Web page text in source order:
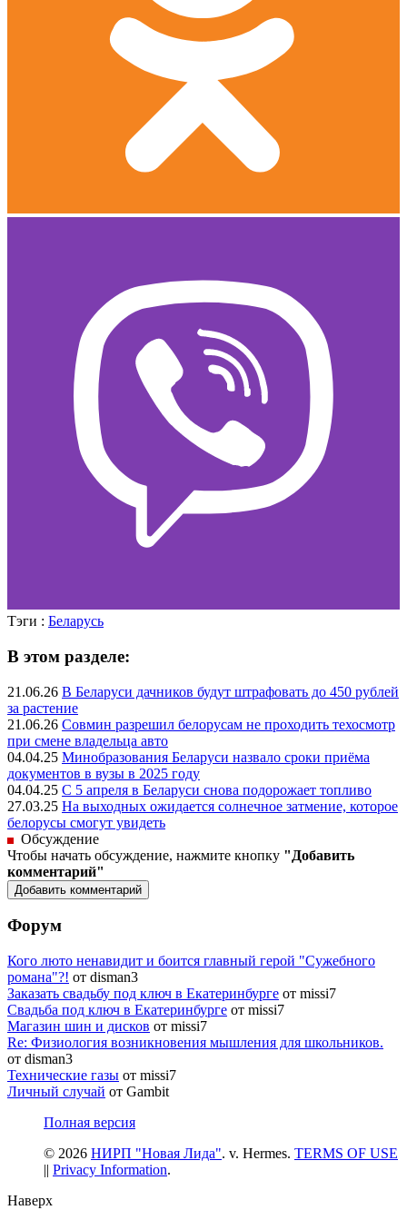
Тэги : Беларусь
В этом разделе:
21.06.26 В Беларуси дачников будут штрафовать до 450 рублей
за растение
21.06.26 Совмин разрешил белорусам не проходить техосмотр
при смене владельца авто
04.04.25 Минобразования Беларуси назвало сроки приёма
документов в вузы в 2025 году
04.04.25 С 5 апреля в Беларуси снова подорожает топливо
27.03.25 На выходных ожидается солнечное затмение, которое
белорусы смогут увидеть
Обсуждение
Чтобы начать обсуждение, нажмите кнопку "Добавить
комментарий"
Форум
Кого люто ненавидит и боится главный герой "Сужебного
романа"?! от disman3
Заказать свадьбу под ключ в Екатеринбурге от missi7
Cвадьба под ключ в Екатеринбурге от missi7
Магазин шин и дисков от missi7
Re: Физиология возникновения мышления для школьников.
от disman3
Технические газы от missi7
Личный случай от Gambit
Полная версия
© 2026 НИРП "Новая Лида". v. Hermes. TERMS OF USE
|| Privacy Information.
Наверх